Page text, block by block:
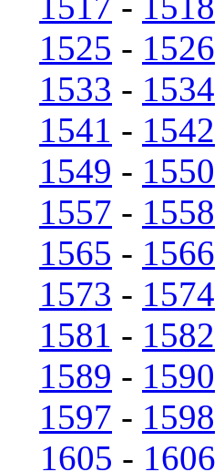
1525 - 1526
1533 - 1534
1541 - 1542
1549 - 1550
1557 - 1558
1565 - 1566
1573 - 1574
1581 - 1582
1589 - 1590
1597 - 1598
1605 - 1606